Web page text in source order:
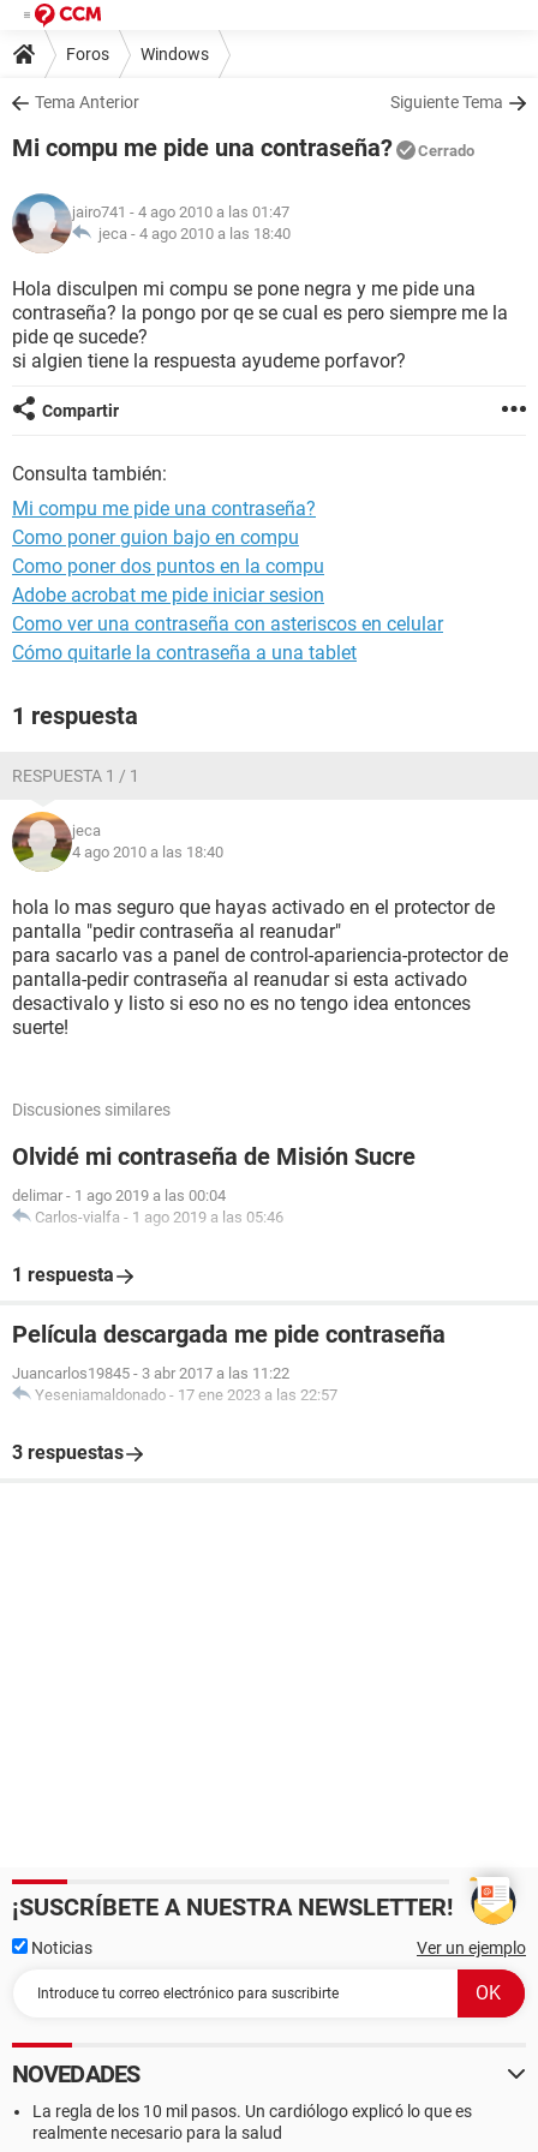
Foros Windows
Tema Anterior Siguiente Tema
Mi compu me pide una contraseña? Cerrado
jairo741 - 4 ago 2010 a las 01:47
jeca - 4 ago 2010 a las 18:40
Hola disculpen mi compu se pone negra y me pide una
contraseña? la pongo por qe se cual es pero siempre me la
pide qe sucede?
si algien tiene la respuesta ayudeme porfavor?
Compartir
Consulta también:
Mi compu me pide una contraseña?
Como poner guion bajo en compu
Como poner dos puntos en la compu
Adobe acrobat me pide iniciar sesion
Como ver una contraseña con asteriscos en celular
Cómo quitarle la contraseña a una tablet
1 respuesta
RESPUESTA 1 / 1
jeca
4 ago 2010 a las 18:40
hola lo mas seguro que hayas activado en el protector de
pantalla "pedir contraseña al reanudar"
para sacarlo vas a panel de control-apariencia-protector de
pantalla-pedir contraseña al reanudar si esta activado
desactivalo y listo si eso no es no tengo idea entonces
suerte!
Discusiones similares
Olvidé mi contraseña de Misión Sucre
delimar - 1 ago 2019 a las 00:04
Carlos-vialfa - 1 ago 2019 a las 05:46
1 respuesta
Película descargada me pide contraseña
Juancarlos19845 - 3 abr 2017 a las 11:22
Yeseniamaldonado - 17 ene 2023 a las 22:57
3 respuestas
¡SUSCRÍBETE A NUESTRA NEWSLETTER!
Noticias Ver un ejemplo
NOVEDADES
La regla de los 10 mil pasos. Un cardiólogo explicó lo que es
realmente necesario para la salud